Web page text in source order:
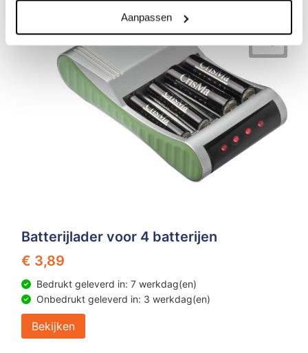
Aanpassen
Batterijlader voor 4 batterijen
€ 3,89
Bedrukt geleverd in: 7 werkdag(en)
Onbedrukt geleverd in: 3 werkdag(en)
Bekijken